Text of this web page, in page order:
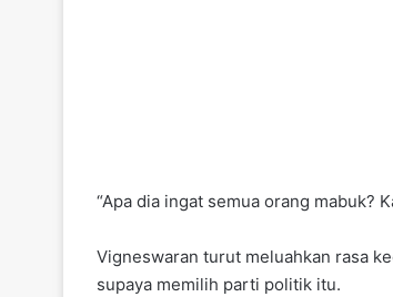
“Apa dia ingat semua orang mabuk?
Vigneswaran turut meluahkan rasa
supaya memilih parti politik itu.